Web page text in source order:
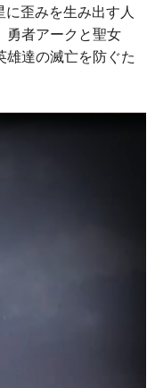
歪みを生み出す人
勇者アークと聖女
雄達の滅亡を防ぐた